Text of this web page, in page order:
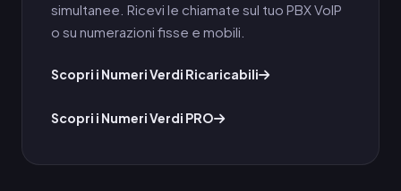
simultanee. Ricevi le chiamate sul tuo PBX VoIP
o su numerazioni fisse e mobili.
Scopri i Numeri Verdi Ricaricabili
Scopri i Numeri Verdi PRO